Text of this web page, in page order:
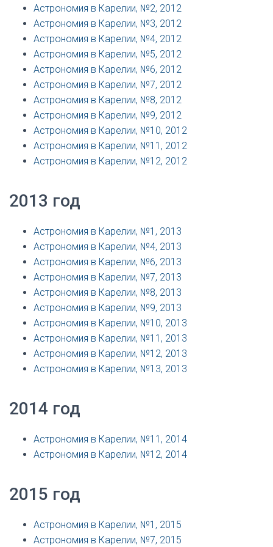
Астрономия в Карелии, №2, 2012
Астрономия в Карелии, №3, 2012
Астрономия в Карелии, №4, 2012
Астрономия в Карелии, №5, 2012
Астрономия в Карелии, №6, 2012
Астрономия в Карелии, №7, 2012
Астрономия в Карелии, №8, 2012
Астрономия в Карелии, №9, 2012
Астрономия в Карелии, №10, 2012
Астрономия в Карелии, №11, 2012
Астрономия в Карелии, №12, 2012
2013 год
Астрономия в Карелии, №1, 2013
Астрономия в Карелии, №4, 2013
Астрономия в Карелии, №6, 2013
Астрономия в Карелии, №7, 2013
Астрономия в Карелии, №8, 2013
Астрономия в Карелии, №9, 2013
Астрономия в Карелии, №10, 2013
Астрономия в Карелии, №11, 2013
Астрономия в Карелии, №12, 2013
Астрономия в Карелии, №13, 2013
2014 год
Астрономия в Карелии, №11, 2014
Астрономия в Карелии, №12, 2014
2015 год
Астрономия в Карелии, №1, 2015
Астрономия в Карелии, №7, 2015